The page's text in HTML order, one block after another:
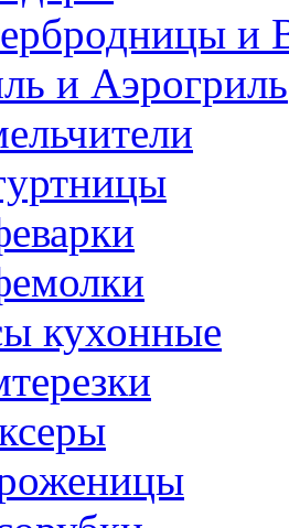
и
и Аэрогриль
кухонные